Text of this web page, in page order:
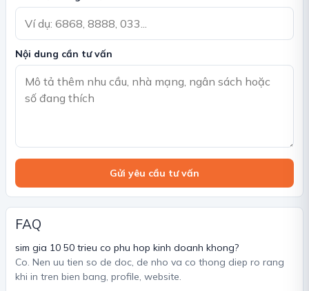
Nội dung cần tư vấn
Gửi yêu cầu tư vấn
FAQ
sim gia 10 50 trieu co phu hop kinh doanh khong?
Co. Nen uu tien so de doc, de nho va co thong diep ro rang
khi in tren bien bang, profile, website.